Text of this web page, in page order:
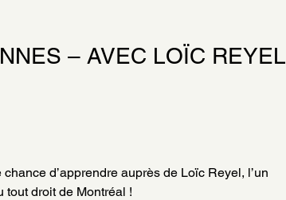
– AVEC LOÏC REYEL
d’apprendre auprès de Loïc Reyel, l’un
droit de Montréal !